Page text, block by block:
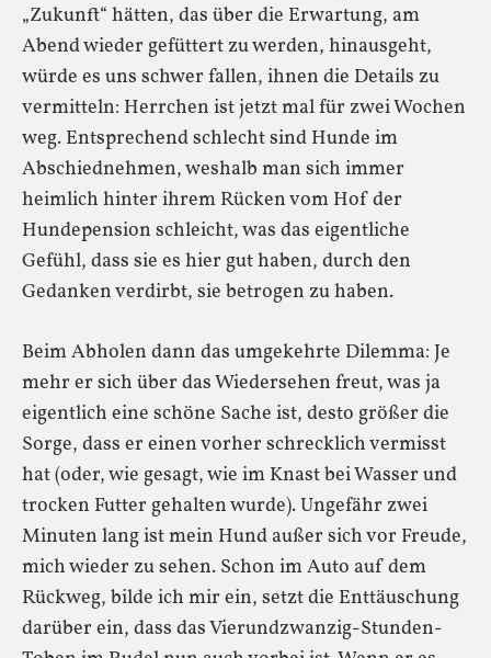
„Zukunft“ hätten, das über die Erwartung, am
Abend wieder gefüttert zu werden, hinausgeht,
würde es uns schwer fallen, ihnen die Details zu
vermitteln: Herrchen ist jetzt mal für zwei Wochen
weg. Entsprechend schlecht sind Hunde im
Abschiednehmen, weshalb man sich immer
heimlich hinter ihrem Rücken vom Hof der
Hundepension schleicht, was das eigentliche
Gefühl, dass sie es hier gut haben, durch den
Gedanken verdirbt, sie betrogen zu haben.
Beim Abholen dann das umgekehrte Dilemma: Je
mehr er sich über das Wiedersehen freut, was ja
eigentlich eine schöne Sache ist, desto größer die
Sorge, dass er einen vorher schrecklich vermisst
hat (oder, wie gesagt, wie im Knast bei Wasser und
trocken Futter gehalten wurde). Ungefähr zwei
Minuten lang ist mein Hund außer sich vor Freude,
mich wieder zu sehen. Schon im Auto auf dem
Rückweg, bilde ich mir ein, setzt die Enttäuschung
darüber ein, dass das Vierundzwanzig-Stunden-